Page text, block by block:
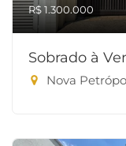
R$ 1.300.000
Sobrado à
Nova